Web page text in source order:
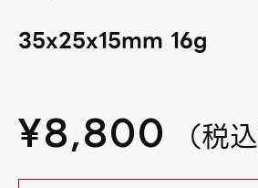
35x25x15mm 16g
¥8,800 （税込